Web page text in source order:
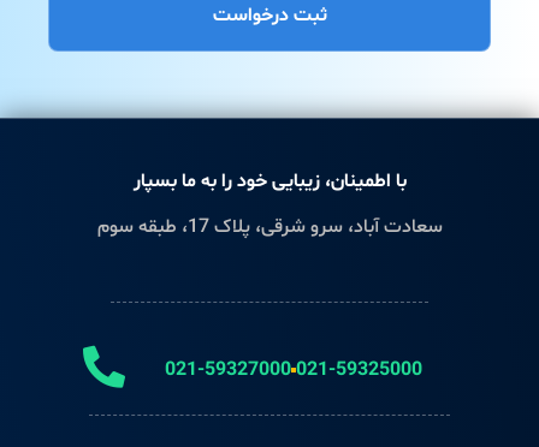
ثبت درخواست
با اطمینان، زیبایی خود را به ما بسپار
سعادت آباد، سرو شرقی، پلاک 17، طبقه سوم
021-59325000
021-59327000